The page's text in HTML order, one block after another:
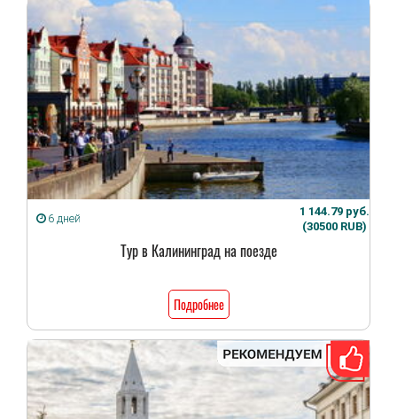
6 дней
1 144.79 руб.
(30500 RUB)
Тур в Калининград на поезде
Подробнее